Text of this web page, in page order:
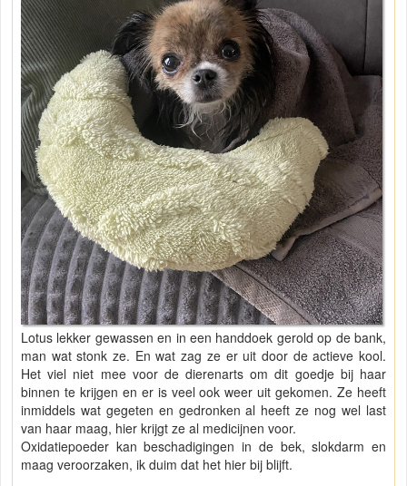
Lotus lekker gewassen en in een handdoek gerold op de bank,
man wat stonk ze. En wat zag ze er uit door de actieve kool.
Het viel niet mee voor de dierenarts om dit goedje bij haar
binnen te krijgen en er is veel ook weer uit gekomen. Ze heeft
inmiddels wat gegeten en gedronken al heeft ze nog wel last
van haar maag, hier krijgt ze al medicijnen voor.
Oxidatiepoeder kan beschadigingen in de bek, slokdarm en
maag veroorzaken, ik duim dat het hier bij blijft.